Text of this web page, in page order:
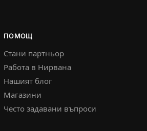
ПОМОЩ
Стани партньор
Работа в Нирвана
Нашият блог
Магазини
Често задавани въпроси